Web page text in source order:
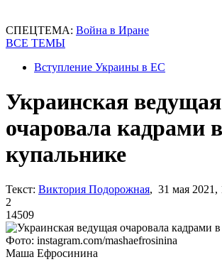
СПЕЦТЕМА: Война в Иране
ВСЕ ТЕМЫ
Вступление Украины в ЕС
Украинская ведущая
очаровала кадрами в
купальнике
Текст: Виктория Подорожная, 31 мая 2021,
2
14509
Фото: instagram.com/mashaefrosinina
Маша Ефросинина